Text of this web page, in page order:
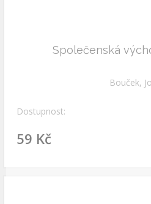
Společenská
Bouček,
Dostupnost:
59 Kč